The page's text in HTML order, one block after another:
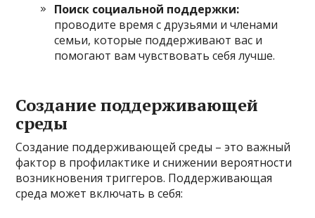
Поиск социальной поддержки:
проводите время с друзьями и членами
семьи, которые поддерживают вас и
помогают вам чувствовать себя лучше.
Создание поддерживающей
среды
Создание поддерживающей среды – это важный
фактор в профилактике и снижении вероятности
возникновения триггеров. Поддерживающая
среда может включать в себя: